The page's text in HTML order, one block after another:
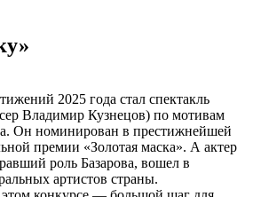
2025 года стал спектакль
Владимир Кузнецов) по мотивам
Он номинирован в престижнейшей
премии «Золотая маска». А актер
роль Базарова, вошел в
артистов страны.